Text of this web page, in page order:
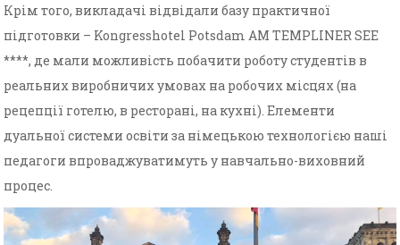
Крім того, викладачі відвідали базу практичної
підготовки – Kongresshotel Potsdam AM TEMPLINER SEE
****, де мали можливість побачити роботу студентів в
реальних виробничих умовах на робочих місцях (на
рецепції готелю, в ресторані, на кухні). Елементи
дуальної системи освіти за німецькою технологією наші
педагоги впроваджуватимуть у навчально-виховний
процес.